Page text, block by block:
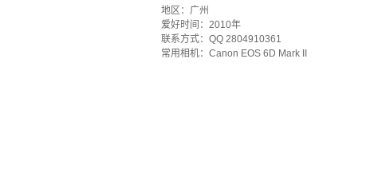
地区：广州
爱好时间：2010年
联系方式：QQ 2804910361
常用相机：Canon EOS 6D Mark II